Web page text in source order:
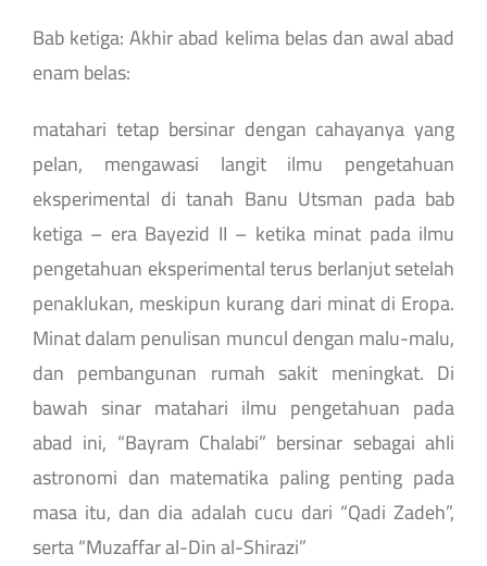
Bab ketiga: Akhir abad kelima belas dan awal abad
enam belas:
matahari tetap bersinar dengan cahayanya yang
pelan, mengawasi langit ilmu pengetahuan
eksperimental di tanah Banu Utsman pada bab
ketiga – era Bayezid II – ketika minat pada ilmu
pengetahuan eksperimental terus berlanjut setelah
penaklukan, meskipun kurang dari minat di Eropa.
Minat dalam penulisan muncul dengan malu-malu,
dan pembangunan rumah sakit meningkat. Di
bawah sinar matahari ilmu pengetahuan pada
abad ini, “Bayram Chalabi” bersinar sebagai ahli
astronomi dan matematika paling penting pada
masa itu, dan dia adalah cucu dari “Qadi Zadeh”,
serta “Muzaffar al-Din al-Shirazi”